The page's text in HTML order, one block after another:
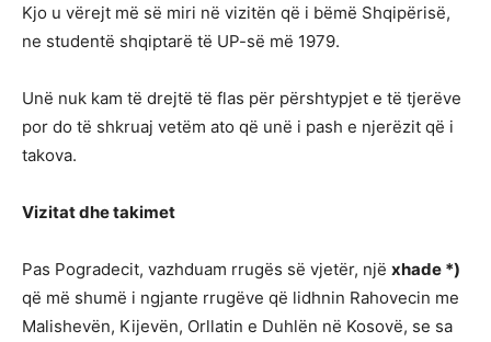
Kjo u vërejt më së miri në vizitën që i bëmë Shqipërisë,
ne studentë shqiptarë të UP-së më 1979.
Unë nuk kam të drejtë të flas për përshtypjet e të tjerëve
por do të shkruaj vetëm ato që unë i pash e njerëzit që i
takova.
Vizitat dhe takimet
Pas Pogradecit, vazhduam rrugës së vjetër, një xhade *)
që më shumë i ngjante rrugëve që lidhnin Rahovecin me
Malishevën, Kijevën, Orllatin e Duhlën në Kosovë, se sa